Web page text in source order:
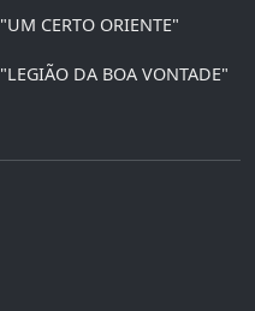
"UM CERTO ORIENTE"
"LEGIÃO DA BOA VONTADE"